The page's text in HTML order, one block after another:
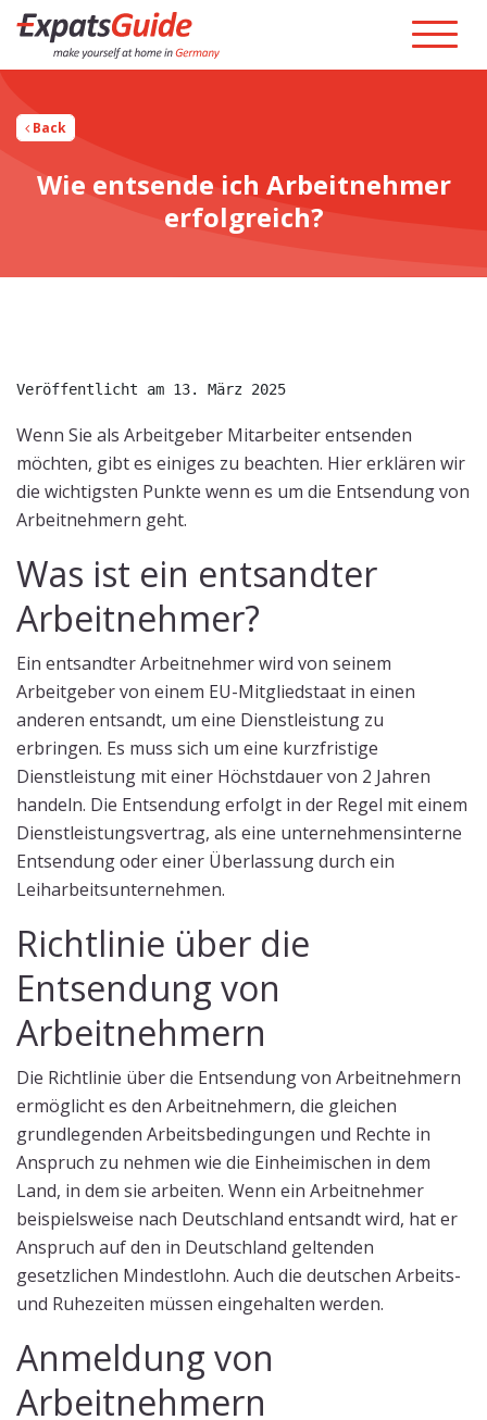
Back
Wie entsende ich Arbeitnehmer
erfolgreich?
Veröffentlicht am 13. März 2025
Wenn Sie als Arbeitgeber Mitarbeiter entsenden
möchten, gibt es einiges zu beachten. Hier erklären wir
die wichtigsten Punkte wenn es um die Entsendung von
Arbeitnehmern geht.
Was ist ein entsandter
Arbeitnehmer?
Ein entsandter Arbeitnehmer wird von seinem
Arbeitgeber von einem EU-Mitgliedstaat in einen
anderen entsandt, um eine Dienstleistung zu
erbringen. Es muss sich um eine kurzfristige
Dienstleistung mit einer Höchstdauer von 2 Jahren
handeln. Die Entsendung erfolgt in der Regel mit einem
Dienstleistungsvertrag, als eine unternehmensinterne
Entsendung oder einer Überlassung durch ein
Leiharbeitsunternehmen.
Richtlinie über die
Entsendung von
Arbeitnehmern
Die Richtlinie über die Entsendung von Arbeitnehmern
ermöglicht es den Arbeitnehmern, die gleichen
grundlegenden Arbeitsbedingungen und Rechte in
Anspruch zu nehmen wie die Einheimischen in dem
Land, in dem sie arbeiten. Wenn ein Arbeitnehmer
beispielsweise nach Deutschland entsandt wird, hat er
Anspruch auf den in Deutschland geltenden
gesetzlichen Mindestlohn. Auch die deutschen Arbeits-
und Ruhezeiten müssen eingehalten werden.
Anmeldung von
Arbeitnehmern